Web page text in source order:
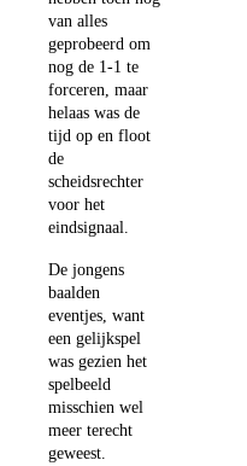
van alles
geprobeerd om
nog de 1-1 te
forceren, maar
helaas was de
tijd op en floot
de
scheidsrechter
voor het
eindsignaal.
De jongens
baalden
eventjes, want
een gelijkspel
was gezien het
spelbeeld
misschien wel
meer terecht
geweest.